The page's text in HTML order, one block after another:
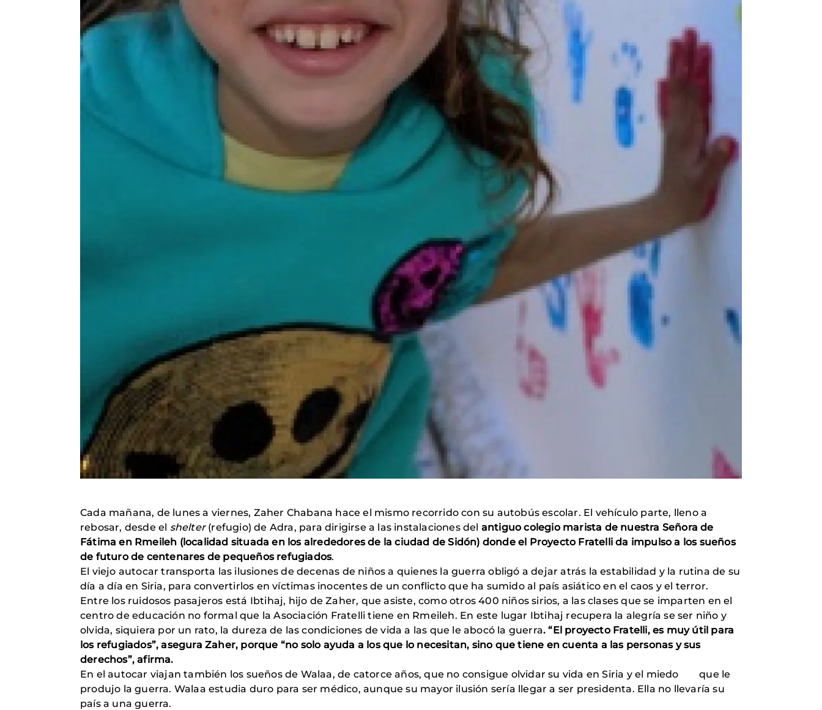
Cada mañana, de lunes a viernes, Zaher Chabana hace el mismo recorrido con su autobús escolar. El vehículo parte, lleno a
rebosar, desde el shelter(refugio) de Adra, para dirigirse a las instalaciones del antiguo colegio marista de nuestra Señora de
Fátima en Rmeileh (localidad situada en los alrededores de la ciudad de Sidón) donde el Proyecto Fratelli da impulso a los sueños
de futuro de centenares de pequeños refugiados.
El viejo autocar transporta las ilusiones de decenas de niños a quienes la guerra obligó a dejar atrás la estabilidad y la rutina de su
día a día en Siria, para convertirlos en víctimas inocentes de un conflicto que ha sumido al país asiático en el caos y el terror.
Entre los ruidosos pasajeros está Ibtihaj, hijo de Zaher, que asiste, como otros 400 niños sirios, a las clases que se imparten en el
centro de educación no formal que la Asociación Fratelli tiene en Rmeileh. En este lugar Ibtihaj recupera la alegría se ser niño y
olvida, siquiera por un rato, la dureza de las condiciones de vida a las que le abocó la guerra. “El proyecto Fratelli, es muy útil para
los refugiados”, asegura Zaher, porque “no solo ayuda a los que lo necesitan, sino que tiene en cuenta a las personas y sus
derechos”, afirma.
En el autocar viajan también los sueños de Walaa, de catorce años, que no consigue olvidar su vida en Siria y el miedo que le
produjo la guerra. Walaa estudia duro para ser médico, aunque su mayor ilusión sería llegar a ser presidenta. Ella no llevaría su
país a una guerra.